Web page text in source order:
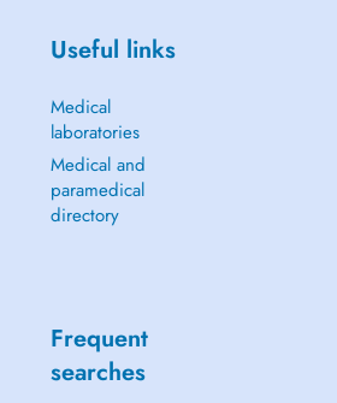
Useful links
Medical
laboratories
Medical and
paramedical
directory
Frequent
searches